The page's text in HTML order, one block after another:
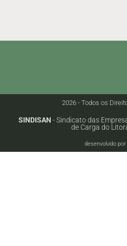
2026 - Todos os
SINDISAN - Sindicato das
de Carga do
desenvolvido por